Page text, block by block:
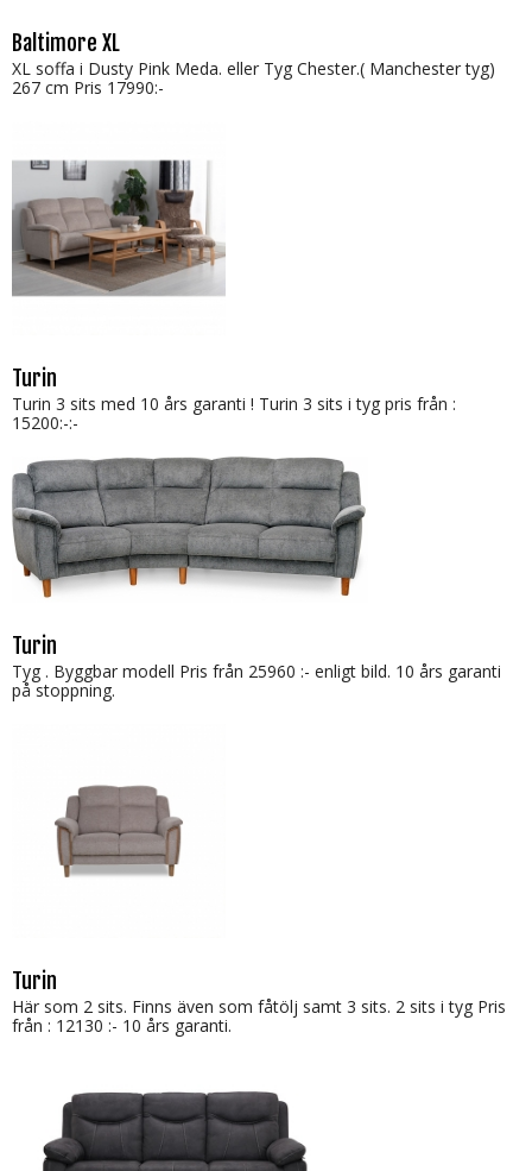
Baltimore XL
XL soffa i Dusty Pink Meda. eller Tyg Chester.( Manchester tyg)
267 cm Pris 17990:-
Turin
Turin 3 sits med 10 års garanti ! Turin 3 sits i tyg pris från :
15200:-:-
Turin
Tyg . Byggbar modell Pris från 25960 :- enligt bild. 10 års garanti
på stoppning.
Turin
Här som 2 sits. Finns även som fåtölj samt 3 sits. 2 sits i tyg Pris
från : 12130 :- 10 års garanti.